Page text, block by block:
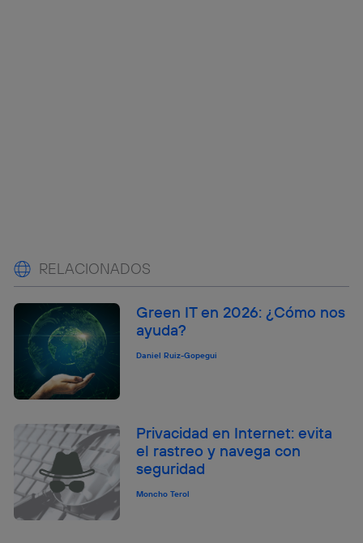
RELACIONADOS
Green IT en 2026: ¿Cómo nos
ayuda?
Daniel Ruiz-Gopegui
Privacidad en Internet: evita
el rastreo y navega con
seguridad
Moncho Terol